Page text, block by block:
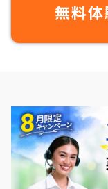
無料